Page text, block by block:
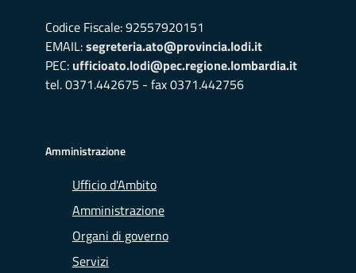
Codice Fiscale: 92557920151
EMAIL:segreteria.ato@provincia.lodi.it
PEC: ufficioato.lodi@pec.regione.lombardia.it
tel. 0371.442675 - fax 0371.442756
Amministrazione
Ufficio d'Ambito
Amministrazione
Organi di governo
Servizi